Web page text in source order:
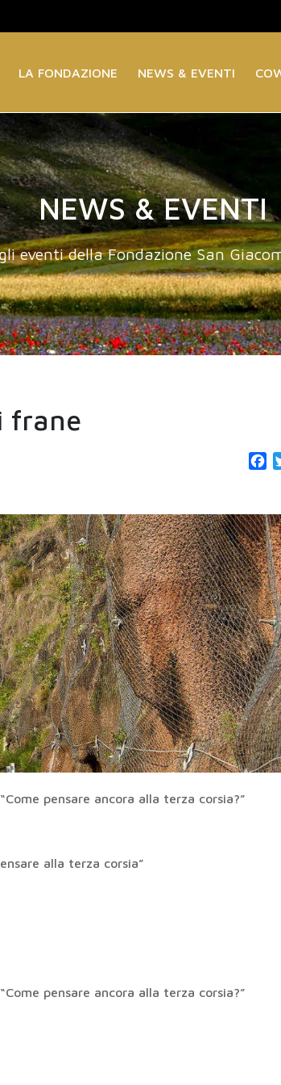
LA FONDAZIONE NEWS & EVENTI
NEWS & EVENTI
eventi della Fondazione San
frane
pensare ancora alla terza corsia?”
alla terza corsia”
pensare ancora alla terza corsia?”